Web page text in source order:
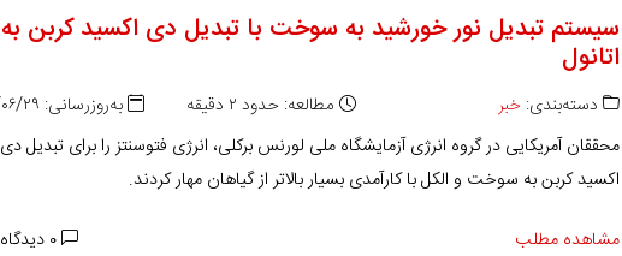
سیستم تبدیل نور خورشید به سوخت با تبدیل دی اکسید کربن به
اتانول
دسته‌بندی: خبر مطالعه: حدود ۲ دقیقه
به‌روزرسانی: ۱۳۹۶/۰۶/۲۹
محققان آمریکایی در گروه انرژی آزمایشگاه ملی لورنس برکلی، انرژی فتوسنتز را برای تبدیل دی
اکسید کربن به سوخت و الکل با کارآمدی بسیار بالاتر از گیاهان مهار کردند.
مشاهده مطلب